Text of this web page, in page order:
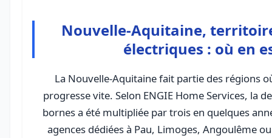
Nouvelle-Aquitaine,
électriques : où en
La Nouvelle-Aquitaine fait partie des régions
progresse vite. Selon ENGIE Home Services, la
bornes a été multipliée par trois en quelques
agences dédiées à Pau, Limoges, Angoulême